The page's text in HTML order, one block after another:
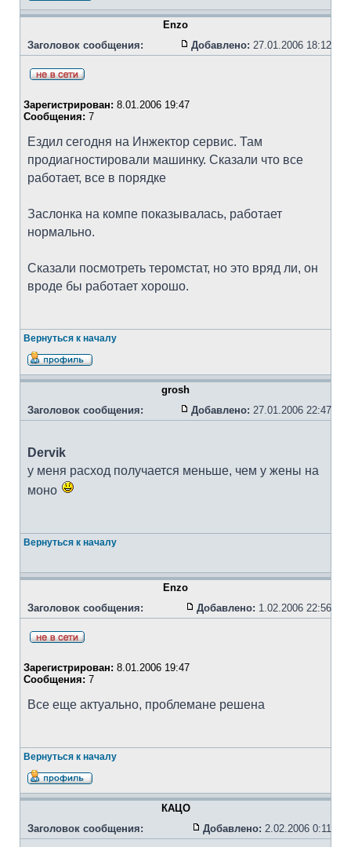
Enzo
Заголовок сообщения:
Добавлено: 27.01.2006 18:12
Зарегистрирован: 8.01.2006 19:47
Сообщения: 7
Ездил сегодня на Инжектор сервис. Там
продиагностировали машинку. Сказали что все
работает, все в порядке
Заслонка на компе показывалась, работает
нормально.
Сказали посмотреть теромстат, но это вряд ли, он
вроде бы работает хорошо.
Вернуться к началу
grosh
Заголовок сообщения:
Добавлено: 27.01.2006 22:47
Dervik
у меня расход получается меньше, чем у жены на
моно
Вернуться к началу
Enzo
Заголовок сообщения:
Добавлено: 1.02.2006 22:56
Зарегистрирован: 8.01.2006 19:47
Сообщения: 7
Все еще актуально, проблемане решена
Вернуться к началу
КАЦО
Заголовок сообщения:
Добавлено: 2.02.2006 0:11